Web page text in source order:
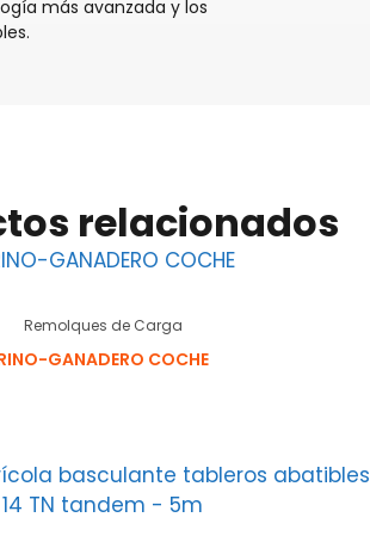
más avanzada y los
relacionados
Remolques de Carga
GANADERO COCHE